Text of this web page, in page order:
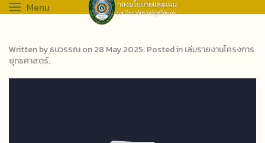
Menu
Written by ธนวรรณ on28 May 2025. Posted inเล่มรายงานโครงการ
ยุทธศาสตร์.